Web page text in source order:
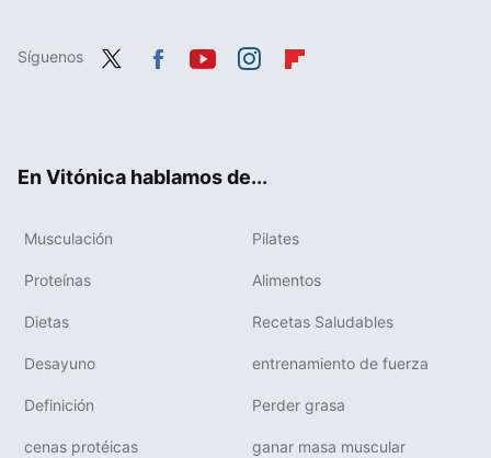
Síguenos
En Vitónica hablamos de...
Musculación Pilates
Proteínas Alimentos
Dietas Recetas Saludables
Desayuno entrenamiento de fuerza
Definición Perder grasa
cenas protéicas ganar masa muscular